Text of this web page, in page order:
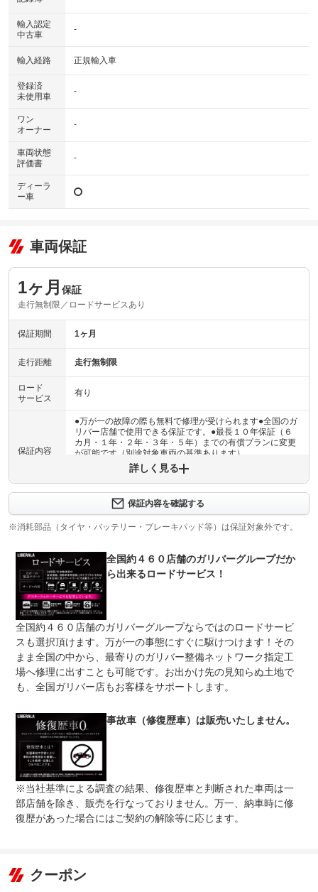
輸入認定
中古車
-
輸入経路 正規輸入車
登録済
未使用車
-
ワン
オーナー
-
車両状態
評価書
-
ディーラ
ー車
車両保証
1ヶ月 保証
走行無制限／ロードサービスあり
保証期間 1ヶ月
走行距離 走行無制限
ロード
サービス
有り
保証内容
●万が一の故障の際も無料で修理が受けられます●全国のガ
リバー店舗で使用できる保証です。●最長１０年保証（６
カ月・１年・２年・３年・５年）までの有償プランに変更
が可能です（別途対象車両の基準あります）
保証項目
１エンジン機構 ２動力伝達機構 ３ブレーキ機構 ４ス
テアリング機構 ５前後アクスル機構 ６電子制御機構
修理回数 無制限
上限金額
車両本体価格
●期間内の修理回数に制限はありませんが、累積上限金額
は車両価格の５０％が上限です●対象部品の詳細は、別途
規約に定めるとおりとなります。
免責金
無し
●１年間までのプランには免責金はございません。●長期有
料プランを選択された方は、２年目以降の修理１回に対し
て、１．５万円の免責金を申し受けます。●詳しくはコー
ディネーターまでお問い合わせください。
保証修理
受付先
●当店までご連絡ください。ご遠方の方は当店で受付後、
お近くのガリバー店舗または修理工場のご案内をいたしま
すのでお気軽にお申し付けください。
法定整備
整備付 法定12ヶ月または法定24ヶ月点検整備付
※車検なし・車検整備付の場合は法定24ヶ月点検整備付
※商用車は6ヶ月または12ヶ月点検整備付
法定整備
について
-
詳しく見る
保証内容を確認する
※消耗部品（タイヤ・バッテリー・ブレーキパッド等）は保証対象外です。
全国約４６０店舗のガリバーグループだか
ら出来るロードサービス！
全国約４６０店舗のガリバーグループならではのロードサービ
スも選択頂けます。万が一の事態にすぐに駆けつけます！その
まま全国の中から、最寄りのガリバー整備ネットワーク指定工
場へ修理に出すことも可能です。お出かけ先の見知らぬ土地で
も、全国ガリバー店もお客様をサポートします。
事故車（修復歴車）は販売いたしません。
※当社基準による調査の結果、修復歴車と判断された車両は一
部店舗を除き、販売を行なっておりません。万一、納車時に修
復歴があった場合にはご契約の解除等に応じます。
クーポン